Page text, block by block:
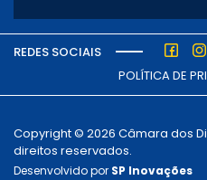
REDES SOCIAIS
POLÍTICA DE
Copyright © 2026 Câmara dos
direitos reservados.
Desenvolvido por SP Inovações